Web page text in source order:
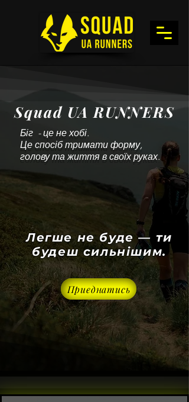
Squad UA RUNNERS
Біг - це не хобі.
Це спосіб тримати форму,
голову та життя в своїх руках.
Легше не буде — ти
будеш сильнішим.
Приєднатись